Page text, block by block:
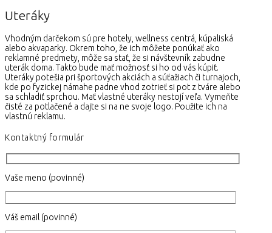
Uteráky
Vhodným darčekom sú pre hotely, wellness centrá, kúpaliská
alebo akvaparky. Okrem toho, že ich môžete ponúkať ako
reklamné predmety, môže sa stať, že si návštevník zabudne
uterák doma. Takto bude mať možnosť si ho od vás kúpiť.
Uteráky potešia pri športových akciách a súťažiach či turnajoch,
kde po fyzickej námahe padne vhod zotrieť si pot z tváre alebo
sa schladiť sprchou. Mať vlastné uteráky nestojí veľa. Vymeňte
čisté za potlačené a dajte si na ne svoje logo. Použite ich na
vlastnú reklamu.
Kontaktný formulár
Vaše meno (povinné)
Váš email (povinné)